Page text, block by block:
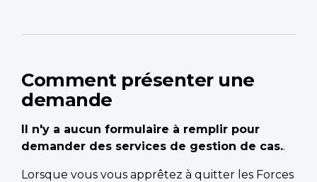
Comment présenter une
demande
Il n'y a aucun formulaire à remplir pour
demander des services de gestion de cas..
Lorsque vous vous apprêtez à quitter les Forces